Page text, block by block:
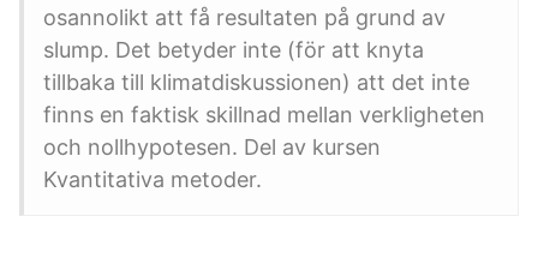
osannolikt att få resultaten på grund av
slump. Det betyder inte (för att knyta
tillbaka till klimatdiskussionen) att det inte
finns en faktisk skillnad mellan verkligheten
och nollhypotesen. Del av kursen
Kvantitativa metoder.